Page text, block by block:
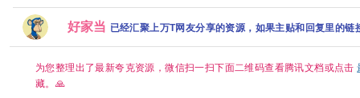
【夸克/百度】
资源分享
东君 已更最新 夸克
字][1.3GB
好家当 已经汇聚上万T网友分享的资源，如果主贴和回复里的
为您整理出了最新夸克资源，微信扫一扫下面二维码查看腾讯文档或点击
藏。🙏